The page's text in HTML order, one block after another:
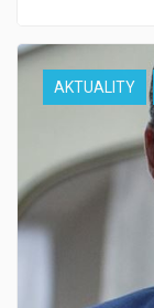
AKTUALITY